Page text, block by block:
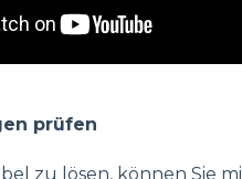
prüfen
zu lösen, können Sie